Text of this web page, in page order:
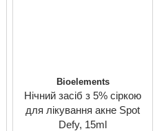
Bioelements
Нічний засіб з 5% сіркою
для лікування акне Spot
Defy, 15ml